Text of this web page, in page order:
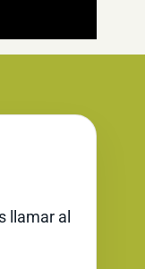
llamar al